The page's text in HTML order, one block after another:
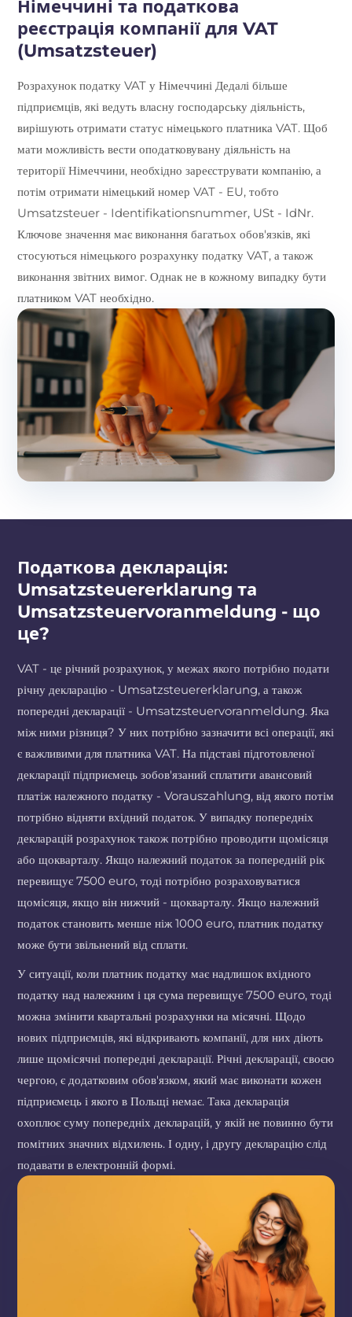
Німеччині та податкова
реєстрація компанії для VAT
(Umsatzsteuer)
Розрахунок податку VAT у Німеччині Дедалі більше
підприємців, які ведуть власну господарську діяльність,
вирішують отримати статус німецького платника VAT. Щоб
мати можливість вести оподатковувану діяльність на
території Німеччини, необхідно зареєструвати компанію, а
потім отримати німецький номер VAT - EU, тобто
Umsatzsteuer - Identifikationsnummer, USt - IdNr.
Ключове значення має виконання багатьох обов'язків, які
стосуються німецького розрахунку податку VAT, а також
виконання звітних вимог. Однак не в кожному випадку бути
платником VAT необхідно.
Податкова декларація:
Umsatzsteuererklarung та
Umsatzsteuervoranmeldung - що
це?
VAT - це річний розрахунок, у межах якого потрібно подати
річну декларацію - Umsatzsteuererklarung, а також
попередні декларації - Umsatzsteuervoranmeldung. Яка
між ними різниця? У них потрібно зазначити всі операції, які
є важливими для платника VAT. На підставі підготовленої
декларації підприємець зобов'язаний сплатити авансовий
платіж належного податку - Vorauszahlung, від якого потім
потрібно відняти вхідний податок. У випадку попередніх
декларацій розрахунок також потрібно проводити щомісяця
або щокварталу. Якщо належний податок за попередній рік
перевищує 7500 euro, тоді потрібно розраховуватися
щомісяця, якщо він нижчий - щокварталу. Якщо належний
податок становить менше ніж 1000 euro, платник податку
може бути звільнений від сплати.
У ситуації, коли платник податку має надлишок вхідного
податку над належним і ця сума перевищує 7500 euro, тоді
можна змінити квартальні розрахунки на місячні. Щодо
нових підприємців, які відкривають компанії, для них діють
лише щомісячні попередні декларації. Річні декларації, своєю
чергою, є додатковим обов'язком, який має виконати кожен
підприємець і якого в Польщі немає. Така декларація
охоплює суму попередніх декларацій, у якій не повинно бути
помітних значних відхилень. І одну, і другу декларацію слід
подавати в електронній формі.